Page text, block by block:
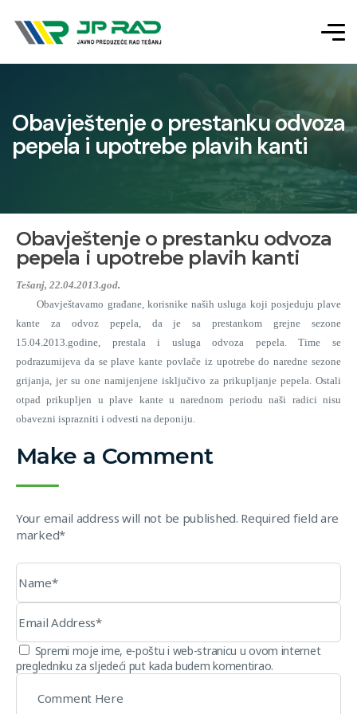
Obavještenje o prestanku odvoza
pepela i upotrebe plavih kanti
Obavještenje o prestanku odvoza
pepela i upotrebe plavih kanti
Tešanj, 22.04.2013.god.
Obavještavamo građane, korisnike naših usluga koji posjeduju plave
kante za odvoz pepela, da je sa prestankom grejne sezone
15.04.2013.godine, prestala i usluga odvoza pepela. Time se
podrazumijeva da se plave kante povlače iz upotrebe do naredne sezone
grijanja, jer su one namijenjene isključivo za prikupljanje pepela. Ostali
otpad prikupljen u plave kante u narednom periodu naši radici nisu
obavezni isprazniti i odvesti na deponiju.
Make a Comment
Your email address will not be published. Required field are
marked*
Spremi moje ime, e-poštu i web-stranicu u ovom internet
pregledniku za sljedeći put kada budem komentirao.